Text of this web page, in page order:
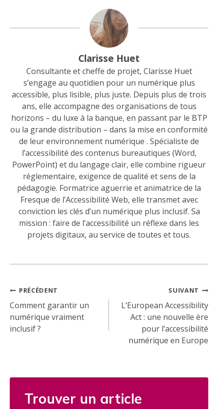
Clarisse Huet
Consultante et cheffe de projet, Clarisse Huet
s’engage au quotidien pour un numérique plus
accessible, plus lisible, plus juste. Depuis plus de trois
ans, elle accompagne des organisations de tous
horizons – du luxe à la banque, en passant par le BTP
ou la grande distribution – dans la mise en conformité
de leur environnement numérique . Spécialiste de
l’accessibilité des contenus bureautiques (Word,
PowerPoint) et du langage clair, elle combine rigueur
réglementaire, exigence de qualité et sens de la
pédagogie. Formatrice aguerrie et animatrice de la
Fresque de l’Accessibilité Web, elle transmet avec
conviction les clés d’un numérique plus inclusif. Sa
mission : faire de l’accessibilité un réflexe dans les
projets digitaux, au service de toutes et tous.
Navigation
de
l’article
PRÉCÉDENT
Comment garantir un
numérique vraiment
inclusif ?
SUIVANT
L’European Accessibility
Act : une nouvelle ère
pour l’accessibilité
numérique en Europe
Trouver un article